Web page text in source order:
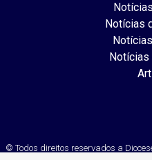
Notícias
Notícias
© Todos direitos reservados a